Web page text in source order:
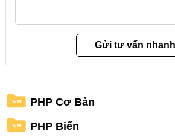
WM PHP Cơ Bản
WM PHP Biến